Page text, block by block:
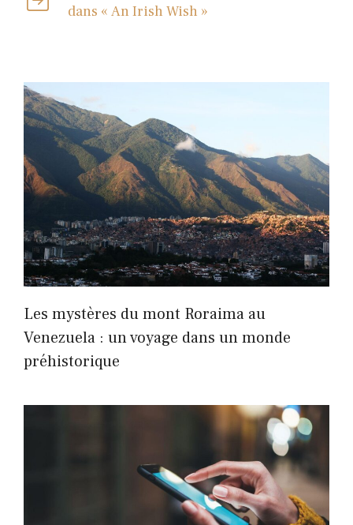
dans « An Irish Wish »
Les mystères du mont Roraima au
Venezuela : un voyage dans un monde
préhistorique